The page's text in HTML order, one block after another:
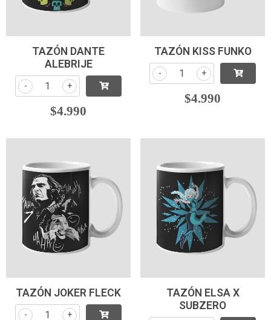
TAZÓN DANTE
ALEBRIJE
+
-
$4.990
TAZÓN KISS FUNKO
+
-
$4.990
TAZÓN JOKER FLECK
+
-
TAZÓN ELSA X
SUBZERO